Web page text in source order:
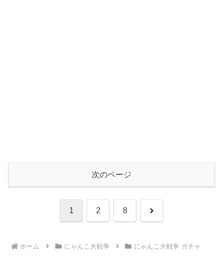
次のページ
1 2 8 次
ホーム にゃんこ大戦争 にゃんこ大戦争 ガチャ